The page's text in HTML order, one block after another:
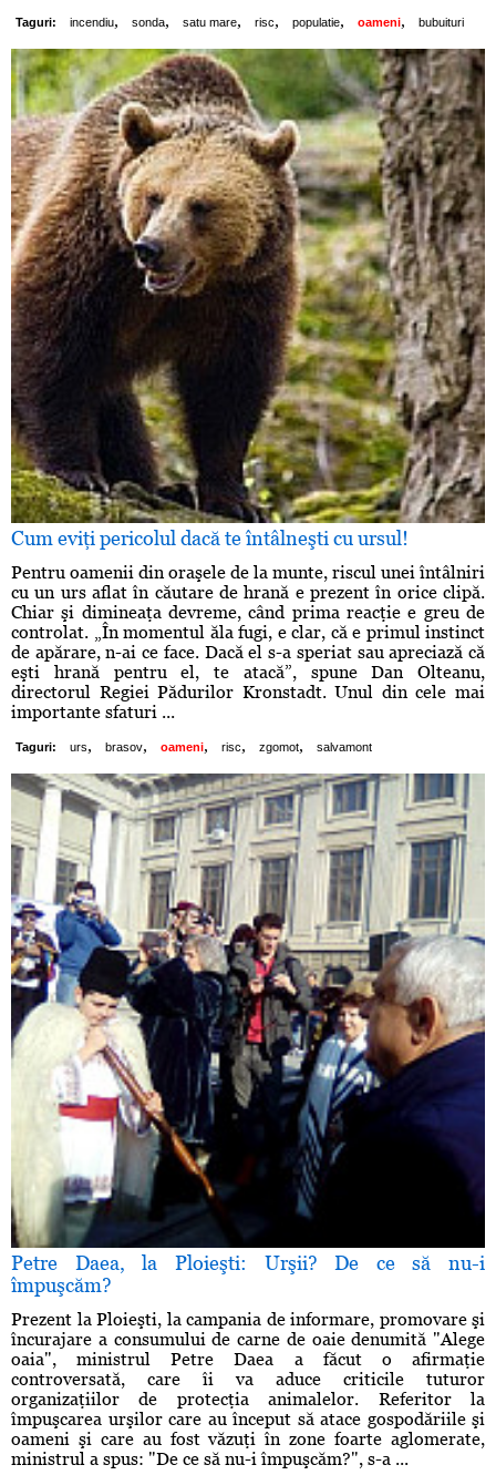
Taguri: incendiu, sonda, satu mare, risc, populatie, oameni, bubuituri
Cum eviţi pericolul dacă te întâlneşti cu ursul!
Pentru oamenii din oraşele de la munte, riscul unei întâlniri
cu un urs aflat în căutare de hrană e prezent în orice clipă.
Chiar şi dimineaţa devreme, când prima reacţie e greu de
controlat. „În momentul ăla fugi, e clar, că e primul instinct
de apărare, n-ai ce face. Dacă el s-a speriat sau apreciază că
eşti hrană pentru el, te atacă”, spune Dan Olteanu,
directorul Regiei Pădurilor Kronstadt. Unul din cele mai
importante sfaturi ...
Taguri: urs, brasov, oameni, risc, zgomot, salvamont
Petre Daea, la Ploieşti: Urşii? De ce să nu-i
împuşcăm?
Prezent la Ploieşti, la campania de informare, promovare şi
încurajare a consumului de carne de oaie denumită "Alege
oaia", ministrul Petre Daea a făcut o afirmaţie
controversată, care îi va aduce criticile tuturor
organizaţiilor de protecţia animalelor. Referitor la
împuşcarea urşilor care au început să atace gospodăriile şi
oameni şi care au fost văzuţi în zone foarte aglomerate,
ministrul a spus: "De ce să nu-i împuşcăm?", s-a ...